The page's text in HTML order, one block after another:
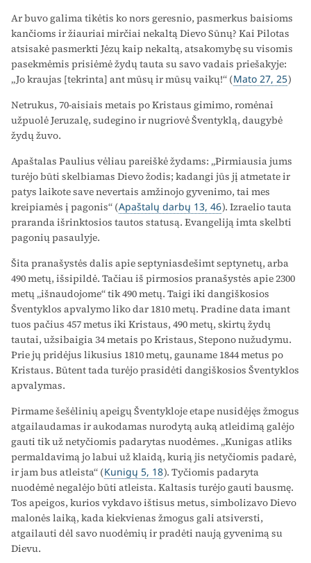
Ar buvo galima tikėtis ko nors geresnio, pasmerkus baisioms
kančioms ir žiauriai mirčiai nekaltą Dievo Sūnų? Kai Pilotas
atsisakė pasmerkti Jėzų kaip nekaltą, atsakomybę su visomis
pasekmėmis prisiėmė žydų tauta su savo vadais priešakyje:
„Jo kraujas [tekrinta] ant mūsų ir mūsų vaikų!“ (Mato 27, 25)
Netrukus, 70-aisiais metais po Kristaus gimimo, romėnai
užpuolė Jeruzalę, sudegino ir nugriovė Šventyklą, daugybė
žydų žuvo.
Apaštalas Paulius vėliau pareiškė žydams: „Pirmiausia jums
turėjo būti skelbiamas Dievo žodis; kadangi jūs jį atmetate ir
patys laikote save nevertais amžinojo gyvenimo, tai mes
kreipiamės į pagonis“ (Apaštalų darbų 13, 46). Izraelio tauta
praranda išrinktosios tautos statusą. Evangeliją imta skelbti
pagonių pasaulyje.
Šita pranašystės dalis apie septyniasdešimt septynetų, arba
490 metų, išsipildė. Tačiau iš pirmosios pranašystės apie 2300
metų „išnaudojome“ tik 490 metų. Taigi iki dangiškosios
Šventyklos apvalymo liko dar 1810 metų. Pradine data imant
tuos pačius 457 metus iki Kristaus, 490 metų, skirtų žydų
tautai, užsibaigia 34 metais po Kristaus, Stepono nužudymu.
Prie jų pridėjus likusius 1810 metų, gauname 1844 metus po
Kristaus. Būtent tada turėjo prasidėti dangiškosios Šventyklos
apvalymas.
Pirmame šešėlinių apeigų Šventykloje etape nusidėjęs žmogus
atgailaudamas ir aukodamas nurodytą auką atleidimą galėjo
gauti tik už netyčiomis padarytas nuodėmes. „Kunigas atliks
permaldavimą jo labui už klaidą, kurią jis netyčiomis padarė,
ir jam bus atleista“ (Kunigų 5, 18). Tyčiomis padaryta
nuodėmė negalėjo būti atleista. Kaltasis turėjo gauti bausmę.
Tos apeigos, kurios vykdavo ištisus metus, simbolizavo Dievo
malonės laiką, kada kiekvienas žmogus gali atsiversti,
atgailauti dėl savo nuodėmių ir pradėti naują gyvenimą su
Dievu.